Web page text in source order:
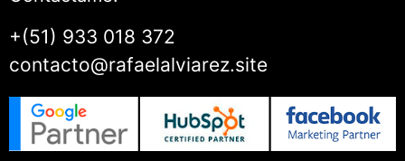
+(51) 933 018 372
contacto@rafaelalviarez.site